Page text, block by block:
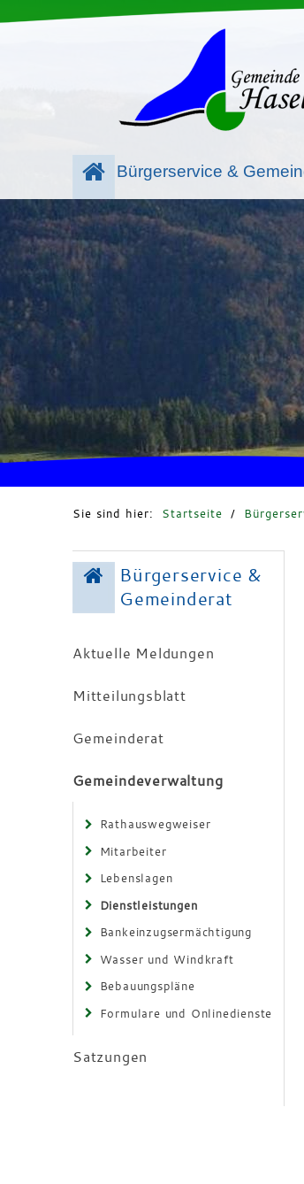
Bürgerservice &
Sie sind hier: Startseite /
Bürgerservice &
Gemeinderat
Aktuelle Meldungen
Mitteilungsblatt
Gemeinderat
Gemeindeverwaltung
Rathauswegweiser
Mitarbeiter
Lebenslagen
Dienstleistungen
Bankeinzugsermächtigung
Wasser und Windkraft
Bebauungspläne
Formulare und Onlinedienste
Satzungen